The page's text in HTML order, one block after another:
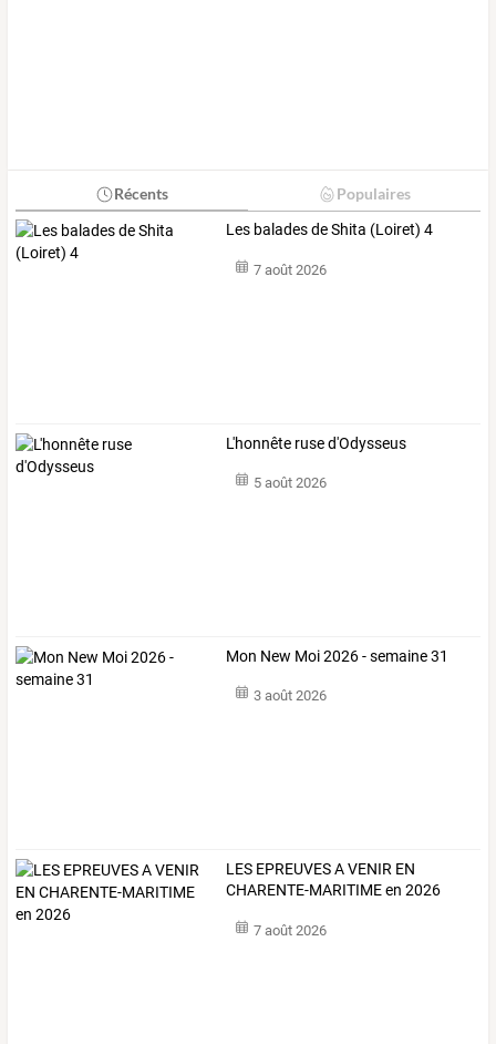
Récents Populaires
Les balades de Shita (Loiret) 4
7 août 2026
L'honnête ruse d'Odysseus
5 août 2026
Mon New Moi 2026 - semaine 31
3 août 2026
LES EPREUVES A VENIR EN
CHARENTE-MARITIME en 2026
7 août 2026